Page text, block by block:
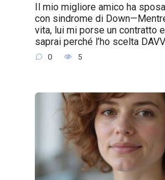
Il mio migliore amico ha
con sindrome di
vita, lui mi porse un contratto
saprai perché l’ho scelta
0 5